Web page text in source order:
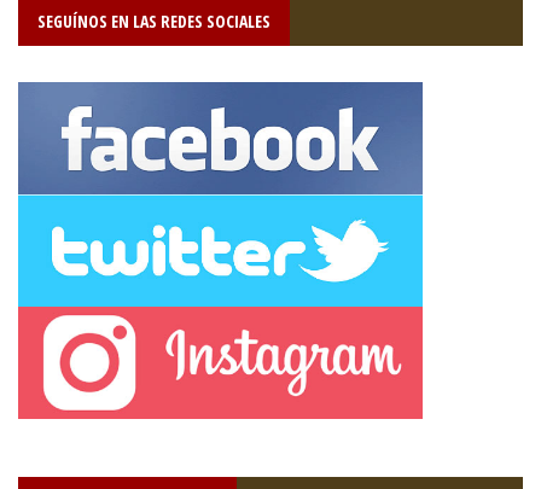
SEGUÍNOS EN LAS REDES SOCIALES